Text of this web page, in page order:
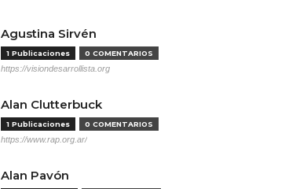
Agustina Sirvén
1 Publicaciones 0 COMENTARIOS
https://visiondesarrollista.org
Alan Clutterbuck
1 Publicaciones 0 COMENTARIOS
https://www.rap.org.ar/
Alan Pavón